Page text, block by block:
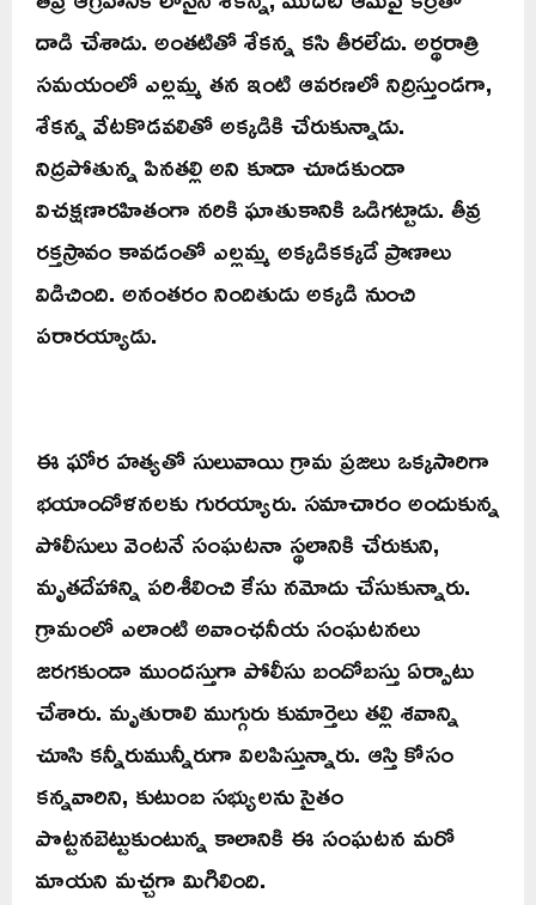
దాడి చేశాడు. అంతటితో శేకన్న కసి తీరలేదు. అర్థరాత్రి
సమయంలో ఎల్లమ్మ తన ఇంటి ఆవరణలో నిద్రిస్తుండగా,
శేకన్న వేటకొడవలితో అక్కడికి చేరుకున్నాడు.
నిద్రపోతున్న పినతల్లి అని కూడా చూడకుండా
విచక్షణారహితంగా నరికి ఘాతుకానికి ఒడిగట్టాడు. తీవ్ర
రక్తస్రావం కావడంతో ఎల్లమ్మ అక్కడికక్కడే ప్రాణాలు
విడిచింది. అనంతరం నిందితుడు అక్కడి నుంచి
పరారయ్యాడు.
ఈ ఘోర హత్యతో సులువాయి గ్రామ ప్రజలు ఒక్కసారిగా
భయాందోళనలకు గురయ్యారు. సమాచారం అందుకున్న
పోలీసులు వెంటనే సంఘటనా స్థలానికి చేరుకుని,
మృతదేహాన్ని పరిశీలించి కేసు నమోదు చేసుకున్నారు.
గ్రామంలో ఎలాంటి అవాంఛనీయ సంఘటనలు
జరగకుండా ముందస్తుగా పోలీసు బందోబస్తు ఏర్పాటు
చేశారు. మృతురాలి ముగ్గురు కుమార్తెలు తల్లి శవాన్ని
చూసి కన్నీరుమున్నీరుగా విలపిస్తున్నారు. ఆస్తి కోసం
కన్నవారిని, కుటుంబ సభ్యులను సైతం
పొట్టనబెట్టుకుంటున్న కాలానికి ఈ సంఘటన మరో
మాయని మచ్చగా మిగిలింది.